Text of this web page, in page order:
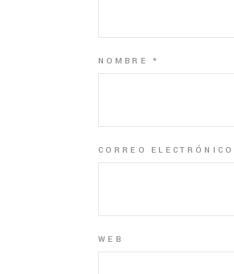
NOMBRE*
CORREO ELECTRÓNICO
WEB